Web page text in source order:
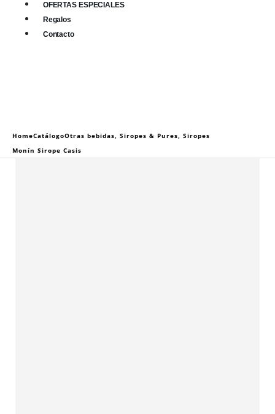
OFERTAS ESPECIALES
Regalos
Contacto
HomeCatálogoOtras bebidas, Siropes & Pures, Siropes
Monín Sirope Casis